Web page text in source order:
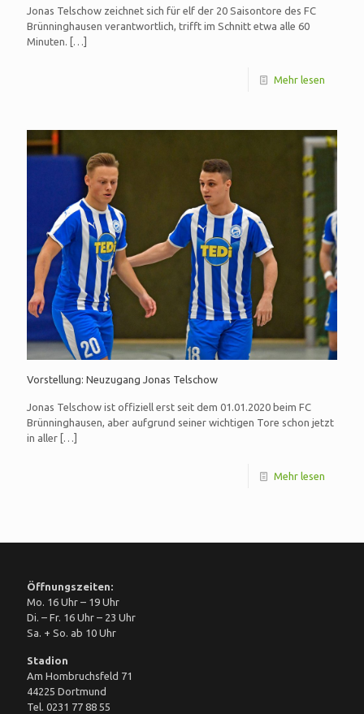
Jonas Telschow zeichnet sich für elf der 20 Saisontore des FC
Brünninghausen verantwortlich, trifft im Schnitt etwa alle 60
Minuten. […]
Mehr lesen
Vorstellung: Neuzugang Jonas Telschow
Jonas Telschow ist offiziell erst seit dem 01.01.2020 beim FC
Brünninghausen, aber aufgrund seiner wichtigen Tore schon jetzt
in aller […]
Mehr lesen
Öffnungszeiten:
Mo. 16 Uhr – 19 Uhr
Di. – Fr. 16 Uhr – 23 Uhr
Sa. + So. ab 10 Uhr
Stadion
Am Hombruchsfeld 71
44225 Dortmund
Tel. 0231 77 88 55